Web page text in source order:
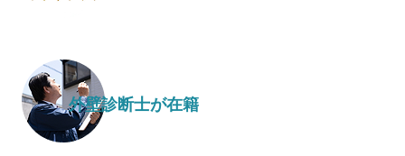
外壁診断士が在籍